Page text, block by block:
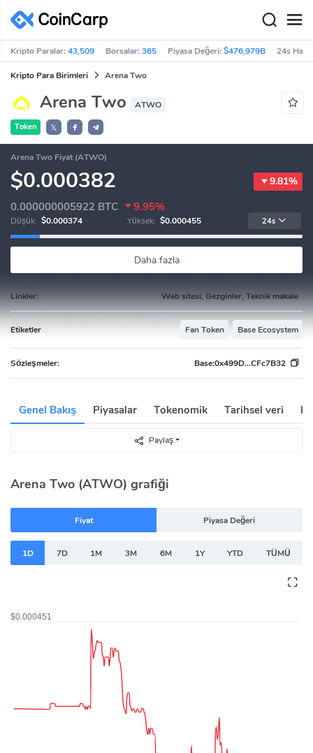
Kripto Paralar:43,509 Borsalar:365 Piyasa Değeri:$476,979B 24s
Kripto Para Birimleri Arena Two
Arena Two ATWO
Token 𝕏
Arena Two Fiyat (ATWO)
$0.000382 9.81%
0.000000005922 BTC 9.95%
Düşük: $0.000374 Yüksek: $0.000455 24s
Daha fazla
Linkler: Web sitesi, Gezginler, Teknik makale
Etiketler Fan Token Base Ecosystem
Sözleşmeler: Base:0x499D...CFc7B32
Genel Bakış Piyasalar Tokenomik Tarihsel veri
Paylaş
Arena Two (ATWO) grafiği
Fiyat Piyasa Değeri
1D 7D 1M 3M 6M 1Y YTD TÜMÜ